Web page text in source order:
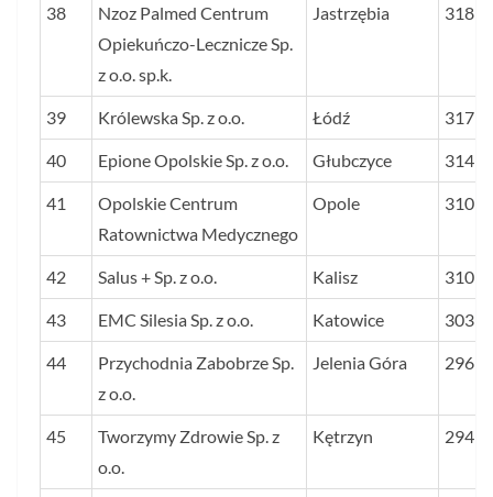
38
Nzoz Palmed Centrum
Opiekuńczo-Lecznicze Sp.
z o.o. sp.k.
Jastrzębia 318
39 Królewska Sp. z o.o. Łódź 317
40 Epione Opolskie Sp. z o.o. Głubczyce 314
41
Opolskie Centrum
Ratownictwa Medycznego
Opole 310
42 Salus + Sp. z o.o. Kalisz 310
43 EMC Silesia Sp. z o.o. Katowice 303
44
Przychodnia Zabobrze Sp.
z o.o.
Jelenia Góra 296
45
Tworzymy Zdrowie Sp. z
o.o.
Kętrzyn 294